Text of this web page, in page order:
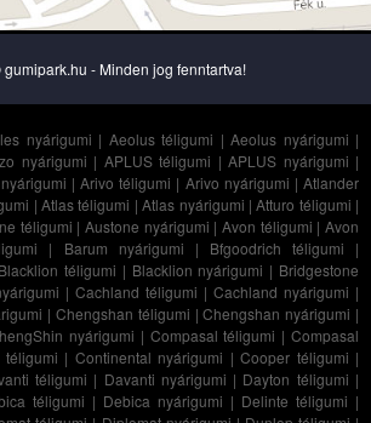
- Minden jog fenntartva!
nyárigumi | Aeolus téligumi |Aeolus nyárigumi |
nyárigumi | APLUS téligumi |APLUS nyárigumi |
|Arivo téligumi | Arivo nyárigumi |Atlander
| Atlas téligumi |Atlas nyárigumi |Atturo téligumi |
téligumi |Austone nyárigumi |Avon téligumi |Avon
| Barum nyárigumi | Bfgoodrich téligumi |
Blacklion téligumi | Blacklion nyárigumi | Bridgestone
| Cachland téligumi | Cachland nyárigumi |
| Chengshan téligumi |Chengshan nyárigumi |
nyárigumi | Compasal téligumi |Compasal
| Continental nyárigumi | Cooper téligumi |
téligumi | Davanti nyárigumi | Dayton téligumi |
téligumi | Debica nyárigumi | Delinte téligumi |